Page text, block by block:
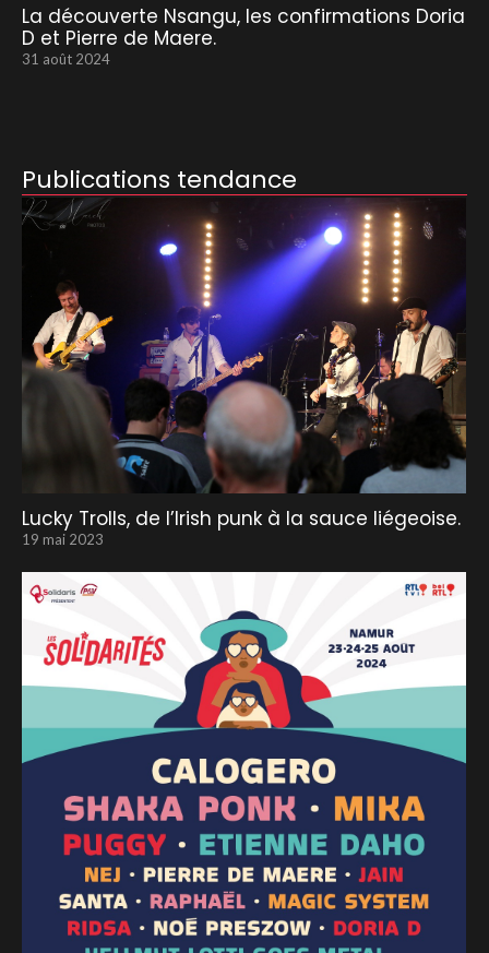
La découverte Nsangu, les confirmations Doria
D et Pierre de Maere.
31 août 2024
Publications tendance
Lucky Trolls, de l’Irish punk à la sauce liégeoise.
19 mai 2023